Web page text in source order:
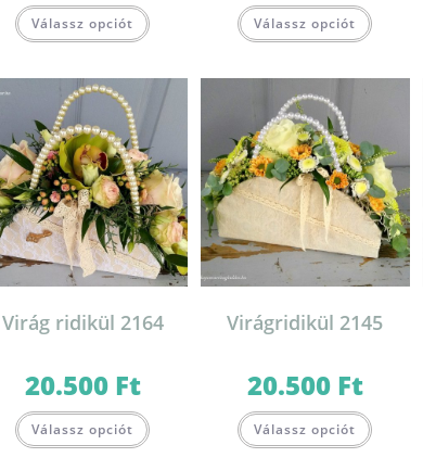
Válassz opciót Válassz opciót
Virág ridikül 2164
20.500 Ft
Válassz opciót
Virágridikül 2145
20.500 Ft
Válassz opciót